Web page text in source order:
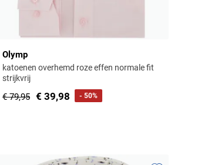
Olymp
katoenen overhemd roze effen normale fit
strijkvrij
€ 79,95 € 39,98 - 50%